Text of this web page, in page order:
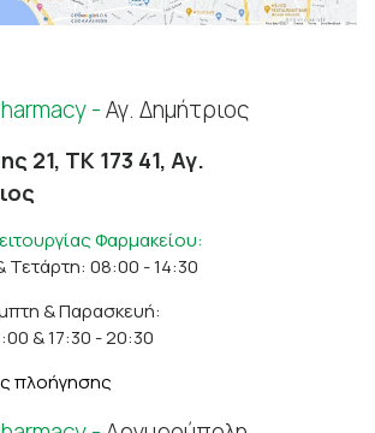
-Αγ. Δημήτριος
21, ΤΚ 173 41, Αγ.
Φαρμακείου:
Τετάρτη: 08:00 - 14:30
& Παρασκευή:
& 17:30 - 20:30
πλοήγησης